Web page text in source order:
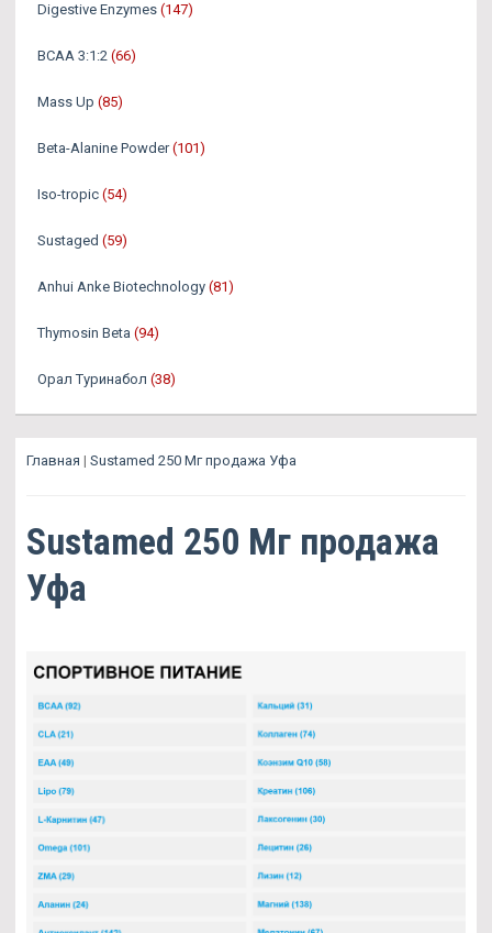
Digestive Enzymes (147)
BCAA 3:1:2 (66)
Mass Up (85)
Beta-Alanine Powder (101)
Iso-tropic (54)
Sustaged (59)
Anhui Anke Biotechnology (81)
Thymosin Beta (94)
Орал Туринабол (38)
Главная | Sustamed 250 Мг продажа Уфа
Sustamed 250 Мг продажа
Уфа